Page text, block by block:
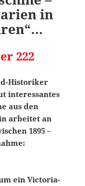
in
222
Historiker
interessantes
aus den
arbeitet an
1895 –
ein Victoria-